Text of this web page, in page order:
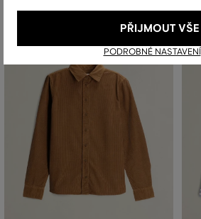
PODROBNÉ NASTAVENÍ
PŘIJMOUT VŠE